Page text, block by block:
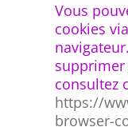
Vous
cookies
supprimer
consultez
https://
browser-